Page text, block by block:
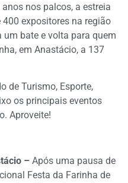
nos palcos, a estreia
expositores na região
um bate e volta para quem
em Anastácio, a 137
de Turismo, Esporte,
os principais eventos
Aproveite!
– Após uma pausa de
Festa da Farinha de